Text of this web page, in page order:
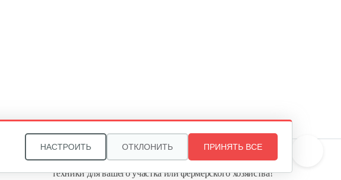
Звоните, и мы поможем подобрать идеальный вариант
техники для вашего участка или фермерского хозяйства!
НАСТРОИТЬ ОТКЛОНИТЬ ПРИНЯТЬ ВСЕ